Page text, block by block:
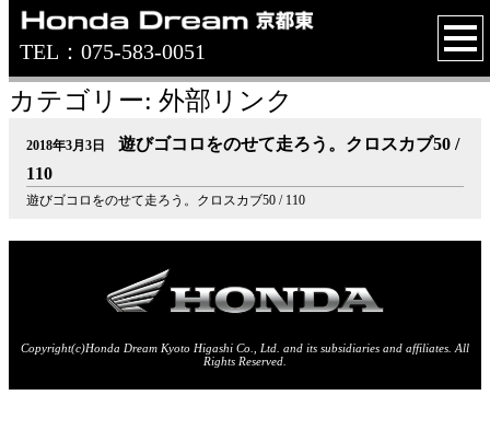
TEL：075-583-0051
カテゴリー: 外部リンク
2018年3月3日
遊びゴコロをのせて走ろう。クロスカブ50 /
110
遊びゴコロをのせて走ろう。クロスカブ50 / 110
Copyright(c)Honda Dream Kyoto Higashi Co., Ltd. and its subsidiaries and affiliates. All
Rights Reserved.